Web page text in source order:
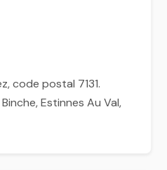
code postal 7131.
Estinnes Au Val,